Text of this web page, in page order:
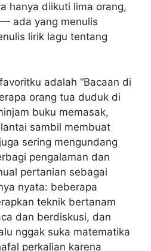
hanya diikuti lima orang,
ada yang menulis
lirik lagu tentang
adalah “Bacaan di
orang tua duduk di
buku memasak,
sambil membuat
sering mengundang
pengalaman dan
pertanian sebagai
nyata: beberapa
teknik bertanam
dan berdiskusi, dan
nggak suka matematika
perkalian karena